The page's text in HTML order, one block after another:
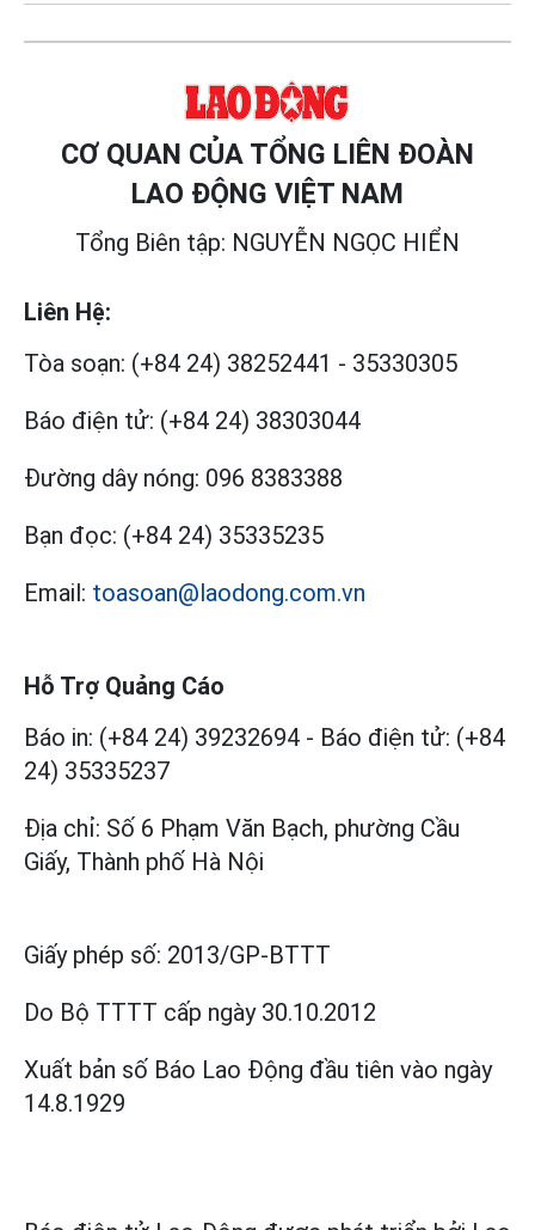
CƠ QUAN CỦA TỔNG LIÊN ĐOÀN
LAO ĐỘNG VIỆT NAM
Tổng Biên tập: NGUYỄN NGỌC HIỂN
Liên Hệ:
Tòa soạn: (+84 24) 38252441 - 35330305
Báo điện tử: (+84 24) 38303044
Đường dây nóng: 096 8383388
Bạn đọc: (+84 24) 35335235
Email: toasoan@laodong.com.vn
Hỗ Trợ Quảng Cáo
Báo in: (+84 24) 39232694 - Báo điện tử: (+84
24) 35335237
Địa chỉ: Số 6 Phạm Văn Bạch, phường Cầu
Giấy, Thành phố Hà Nội
Giấy phép số: 2013/GP-BTTT
Do Bộ TTTT cấp ngày 30.10.2012
Xuất bản số Báo Lao Động đầu tiên vào ngày
14.8.1929